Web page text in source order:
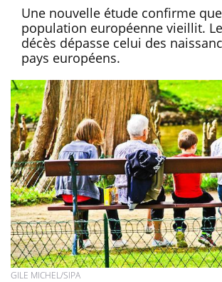
Une nouvelle étude confirme
population européenne vieillit.
décès dépasse celui des
pays européens.
GILE MICHEL/SIPA